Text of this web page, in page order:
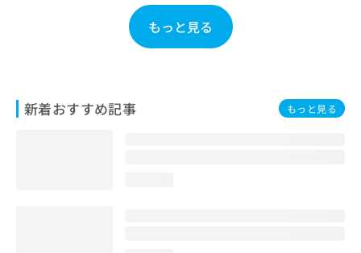
もっと見る
新着おすすめ記事 もっと見る
は